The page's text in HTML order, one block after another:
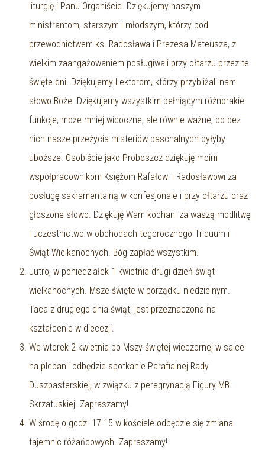
liturgię i Panu Organiście. Dziękujemy naszym
ministrantom, starszym i młodszym, którzy pod
przewodnictwem ks. Radosława i Prezesa Mateusza, z
wielkim zaangażowaniem posługiwali przy ołtarzu przez te
święte dni. Dziękujemy Lektorom, którzy przybliżali nam
słowo Boże. Dziękujemy wszystkim pełniącym różnorakie
funkcje, może mniej widoczne, ale równie ważne, bo bez
nich nasze przeżycia misteriów paschalnych byłyby
uboższe. Osobiście jako Proboszcz dziękuję moim
współpracownikom Księżom Rafałowi i Radosławowi za
posługę sakramentalną w konfesjonale i przy ołtarzu oraz
głoszone słowo. Dziękuję Wam kochani za waszą modlitwę
i uczestnictwo w obchodach tegorocznego Triduum i
Świąt Wielkanocnych. Bóg zapłać wszystkim.
Jutro, w poniedziałek 1 kwietnia drugi dzień świąt
wielkanocnych. Msze święte w porządku niedzielnym.
Taca z drugiego dnia świąt, jest przeznaczona na
kształcenie w diecezji.
We wtorek 2 kwietnia po Mszy świętej wieczornej w salce
na plebanii odbędzie spotkanie Parafialnej Rady
Duszpasterskiej, w związku z peregrynacją Figury MB
Skrzatuskiej. Zapraszamy!
W środę o godz. 17.15 w kościele odbędzie się zmiana
tajemnic różańcowych. Zapraszamy!